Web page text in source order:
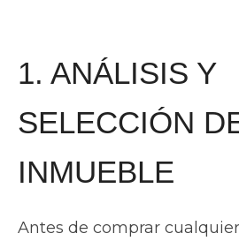
1. ANÁLISIS Y
SELECCIÓN
Antes de comprar